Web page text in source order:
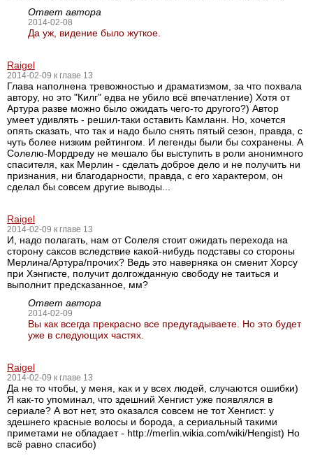
Ответ автора
2014-02-08
Да уж, видение было жуткое.
Raigel
2014-02-09 к главе 13
Глава наполнена тревожностью и драматизмом, за что похвала
автору, но это "Килг" едва не убило всё впечатление) Хотя от
Артура разве можно было ожидать чего-то другого?) Автор
умеет удивлять - решил-таки оставить Камланн. Но, хочется
опять сказать, что так и надо было снять пятый сезон, правда, с
чуть более низким рейтингом. И легенды были бы сохранены. А
Солелю-Мордреду не мешало бы выступить в роли анонимного
спасителя, как Мерлин - сделать доброе дело и не получить ни
признания, ни благодарности, правда, с его характером, он
сделал бы совсем другие выводы...
Raigel
2014-02-09 к главе 13
И, надо полагать, нам от Солеля стоит ожидать перехода на
сторону саксов вследствие какой-нибудь подставы со стороны
Мерлина/Артура/прочих? Ведь это наверняка он сменит Хорсу
при Хэнгисте, получит долгожданную свободу не таиться и
выполнит предсказанное, мм?
Ответ автора
2014-02-09
Вы как всегда прекрасно все предугадываете. Но это будет
уже в следующих частях.
Raigel
2014-02-09 к главе 13
Да не то чтобы, у меня, как и у всех людей, случаются ошибки)
Я как-то упоминал, что здешний Хенгист уже появлялся в
сериале? А вот нет, это оказался совсем не тот Хенгист: у
здешнего красные волосы и борода, а сериальный такими
приметами не обладает - http://merlin.wikia.com/wiki/Hengist) Но
всё равно спасибо)